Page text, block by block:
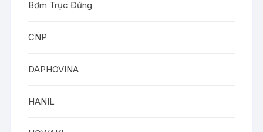
Bơm Trục Đứng
CNP
DAPHOVINA
HANIL